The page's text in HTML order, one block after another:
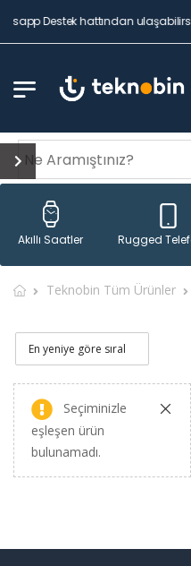
Destek hattından
Akıllı Saatler Rugged
Teknobin Tüm Ürünler
Seçiminizle
eşleşen ürün
bulunamadı.